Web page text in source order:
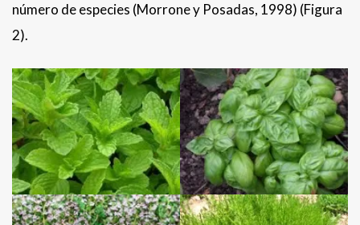
número de especies (Morrone y Posadas, 1998) (Figura
2).